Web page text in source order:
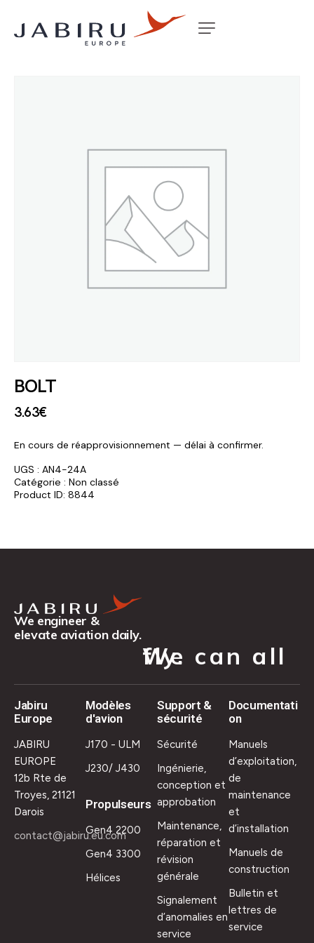
Accueil Non classé
BOLT
3.63€
En cours de réapprovisionnement — délai à confirmer.
UGS : AN4-24A
Catégorie : Non classé
Product ID: 8844
We engineer &
elevate aviation daily.
We can all fly.
Jabiru
Europe
JABIRU
EUROPE
12b Rte de
Troyes, 21121
Darois
contact@jabiru.eu.com
Modèles
d'avion
J170 - ULM
J230/ J430
Propulseurs
Gen4 2200
Gen4 3300
Hélices
Support &
sécurité
Sécurité
Ingénierie,
conception et
approbation
Maintenance,
réparation et
révision
générale
Signalement
d’anomalies en
service
Documentati
on
Manuels
d’exploitation,
de
maintenance
et
d’installation
Manuels de
construction
Bulletin et
lettres de
service